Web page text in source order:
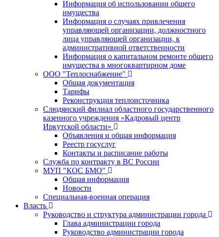
Информация об использовании общего
имущества
Информация о случаях привлечения
управляющей организации, должностного
лица управляющей организации, к
административной ответственности
Информация о капитальном ремонте общего
имущества в многоквартирном доме
ООО "Теплоснабжение"
Общая документация
Тарифы
Реконструкция теплоисточника
Слюдянский филиал областного государственного
казенного учреждения «Кадровый центр
Иркутской области»
Объявления и общая информация
Реестр госуслуг
Контакты и расписание работы
Служба по контракту в ВС России
МУП "КОС БМО"
Общая информация
Новости
Специальная-военная операция
Власть
Руководство и структура администрации города
Глава администрации города
Руководство администрации города